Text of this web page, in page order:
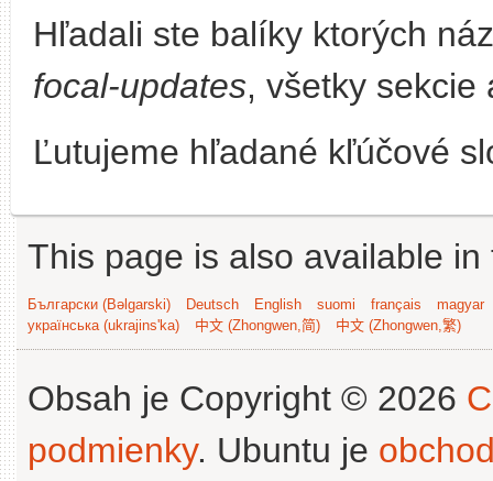
Hľadali ste balíky ktorých
focal-updates, všetky
Ľutujeme hľadané kľúčové
This page is also available
Български (Bəlgarski) Deutsch English suomi français
magyar
українська (ukrajins'ka)
中文 (Zhongwen,简) 中文 (Zhongwen,繁)
Obsah je Copyright © 2026
podmienky. Ubuntu je